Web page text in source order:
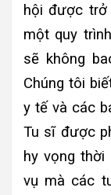
hội được trở
một quy
sẽ không
Chúng tôi
y tế và các
Tu sĩ được
hy vọng
vụ mà các